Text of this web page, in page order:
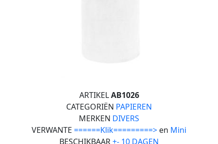
ARTIKELAB1026
CATEGORIËN PAPIEREN
MERKEN DIVERS
VERWANTE ======Klik=========> en Mini
BESCHIKBAAR+- 10 DAGEN